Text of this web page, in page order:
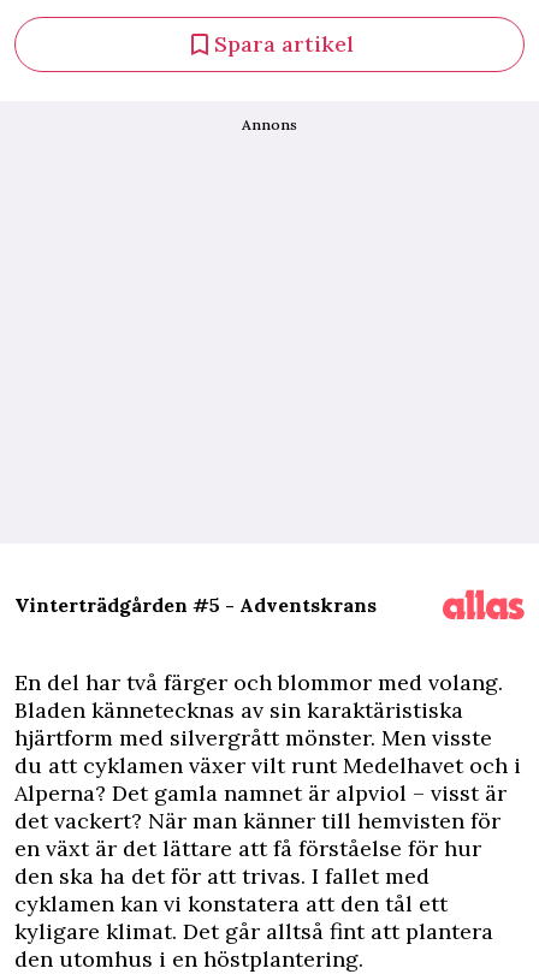
Spara artikel
Annons
Vinterträdgården #5 - Adventskrans
En del har två färger och blommor med volang.
Bladen kännetecknas av sin karaktäristiska
hjärtform med silvergrått mönster. Men visste
du att cyklamen växer vilt runt Medelhavet och i
Alperna? Det gamla namnet är alpviol – visst är
det vackert? När man känner till hemvisten för
en växt är det lättare att få förståelse för hur
den ska ha det för att trivas. I fallet med
cyklamen kan vi konstatera att den tål ett
kyligare klimat. Det går alltså fint att plantera
den utomhus i en höstplantering.